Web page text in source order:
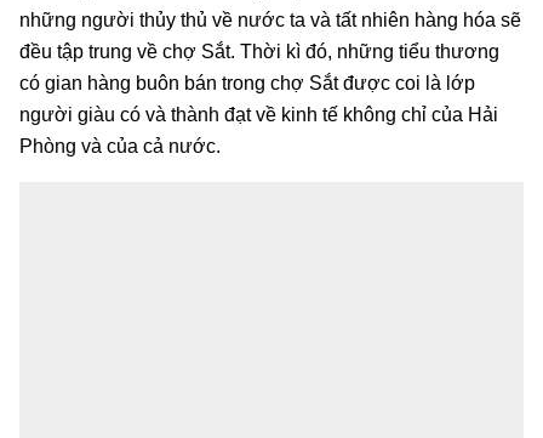
những người thủy thủ về nước ta và tất nhiên hàng hóa sẽ
đều tập trung về chợ Sắt. Thời kì đó, những tiểu thương
có gian hàng buôn bán trong chợ Sắt được coi là lớp
người giàu có và thành đạt về kinh tế không chỉ của Hải
Phòng và của cả nước.